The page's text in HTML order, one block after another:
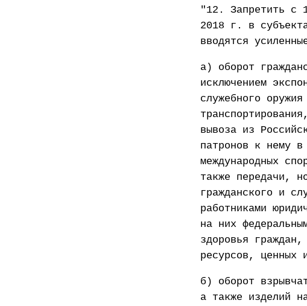
"12. Запретить с
2018 г. в
вводятся
а) оборот
исключением
служебного
вывоза из
патронов к нему в
международных
также передачи,
гражданского и
работниками
на них
здоровья
ресурсов, ценных
б) оборот
а также изделий